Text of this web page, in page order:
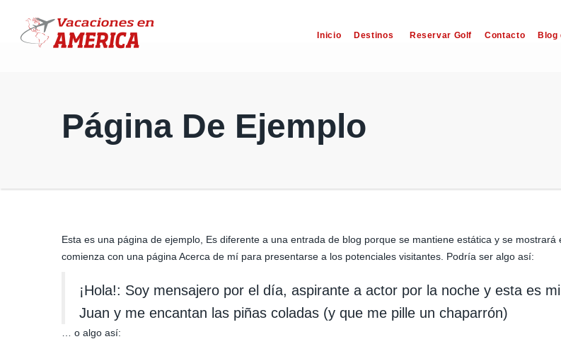
Inicio Destinos Reservar Golf Contacto Blog
Página De Ejemplo
Esta es una página de ejemplo, Es diferente a una entrada de blog porque se mantiene estática y se
comienza con una página Acerca de mí para presentarse a los potenciales visitantes. Podría ser algo así:
¡Hola!: Soy mensajero por el día, aspirante a actor por la noche y esta es
Juan y me encantan las piñas coladas (y que me pille un chaparrón)
… o algo así: